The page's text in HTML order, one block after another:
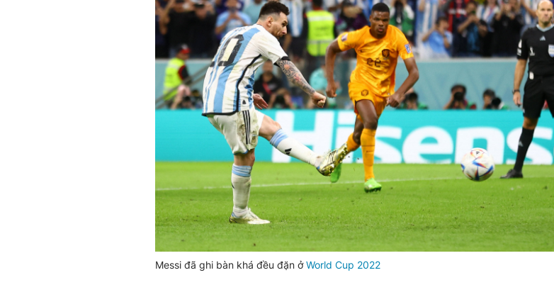
Messi đã ghi bàn khá đều đặn ởWorld Cup 2022